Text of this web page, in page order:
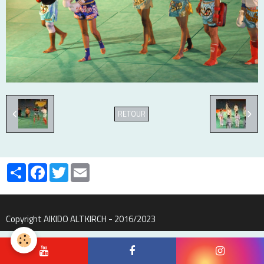
RETOUR
PartagerFacebook
Twitter
Copyright AIKIDO ALTKIRCH - 2016/2023